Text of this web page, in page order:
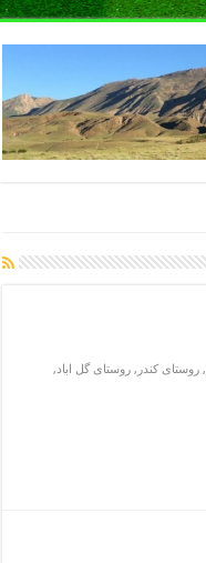
,روستای کندر ,روستای گل اباد,